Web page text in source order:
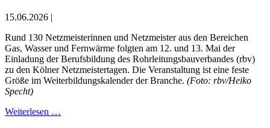
15.06.2026 |
Rund 130 Netzmeisterinnen und Netzmeister aus den Bereichen
Gas, Wasser und Fernwärme folgten am 12. und 13. Mai der
Einladung der Berufsbildung des Rohrleitungsbauverbandes (rbv)
zu den Kölner Netzmeistertagen. Die Veranstaltung ist eine feste
Größe im Weiterbildungskalender der Branche. (Foto: rbv/Heiko
Specht)
Weiterlesen …